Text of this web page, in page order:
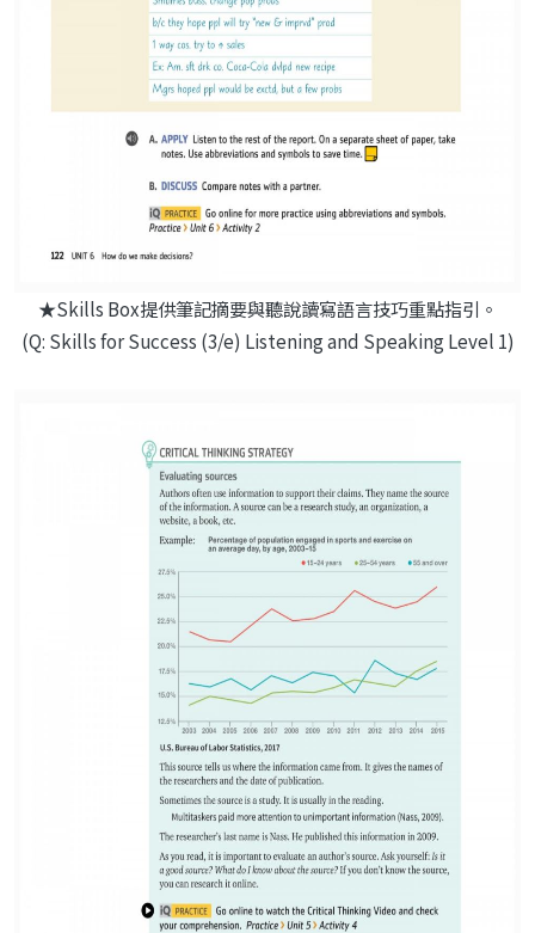
★Skills Box提供筆記摘要與聽說讀寫語言技巧重點指引。
(Q: Skills for Success (3/e) Listening and Speaking Level 1)